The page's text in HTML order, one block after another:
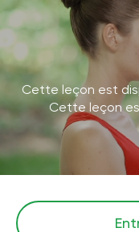
Cette leçon est
Cette leçon